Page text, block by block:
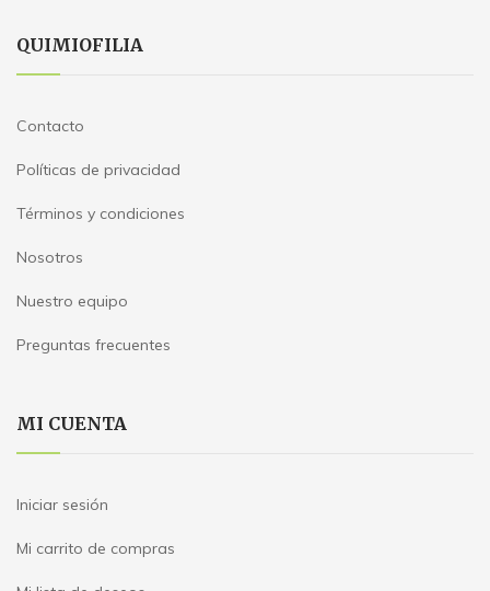
QUIMIOFILIA
Contacto
Políticas de privacidad
Términos y condiciones
Nosotros
Nuestro equipo
Preguntas frecuentes
MI CUENTA
Iniciar sesión
Mi carrito de compras